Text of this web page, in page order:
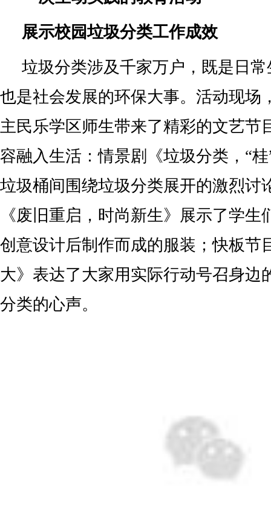
展示校园垃圾分类工作成效
垃圾分类涉及千家万户，既是日
也是社会发展的环保大事。活动现场
主民乐学区师生带来了精彩的文艺节
容融入生活：情景剧《垃圾分类，“
垃圾桶间围绕垃圾分类展开的激烈讨
《废旧重启，时尚新生》展示了学生
创意设计后制作而成的服装；快板节
大》表达了大家用实际行动号召身边
分类的心声。